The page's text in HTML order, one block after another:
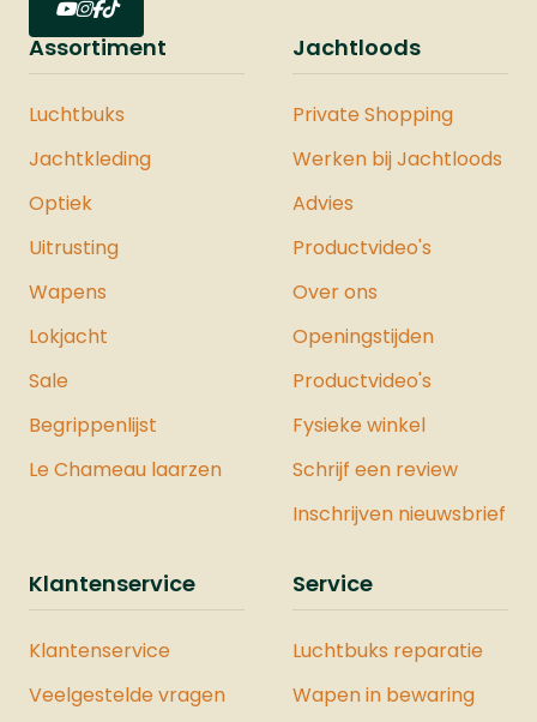
Assortiment
Luchtbuks
Jachtkleding
Optiek
Uitrusting
Wapens
Lokjacht
Sale
Begrippenlijst
Le Chameau laarzen
Jachtloods
Private Shopping
Werken bij Jachtloods
Advies
Productvideo's
Over ons
Openingstijden
Productvideo's
Fysieke winkel
Schrijf een review
Inschrijven nieuwsbrief
Klantenservice
Klantenservice
Veelgestelde vragen
Service
Luchtbuks reparatie
Wapen in bewaring